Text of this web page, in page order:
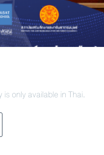
is only available in Thai.